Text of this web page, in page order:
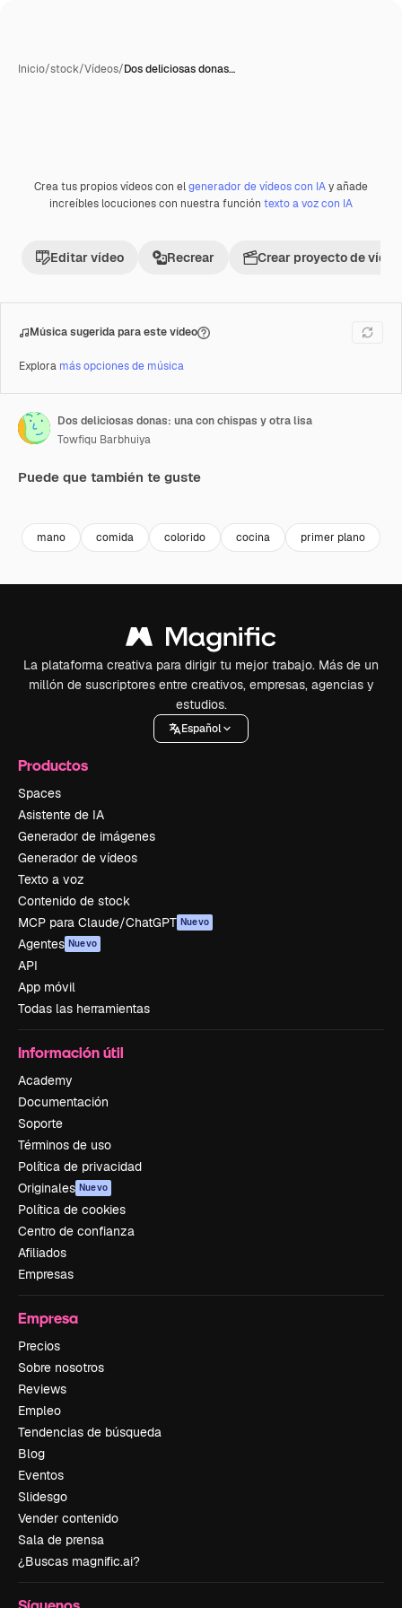
Inicio/stock/Vídeos/Dos deliciosas donas…
Premium
Crea tus propios vídeos con elgenerador de vídeos con IAy añade
increíbles locuciones con nuestra función texto a voz con IA
Editar vídeo Recrear Crear proyecto de vídeo
Música sugerida para este vídeo
Explora más opciones de música
Dos deliciosas donas: una con chispas y otra lisa
Towfiqu Barbhuiya
Puede que también te guste
mano comida colorido cocina primer plano
La plataforma creativa para dirigir tu mejor trabajo. Más de un
millón de suscriptores entre creativos, empresas, agencias y
estudios.
Español
Productos
Spaces
Asistente de IA
Generador de imágenes
Generador de vídeos
Texto a voz
Contenido de stock
MCP para Claude/ChatGPT Nuevo
Agentes Nuevo
API
App móvil
Todas las herramientas
Información útil
Academy
Documentación
Soporte
Términos de uso
Política de privacidad
Originales Nuevo
Política de cookies
Centro de confianza
Afiliados
Empresas
Empresa
Precios
Sobre nosotros
Reviews
Empleo
Tendencias de búsqueda
Blog
Eventos
Slidesgo
Vender contenido
Sala de prensa
¿Buscas magnific.ai?